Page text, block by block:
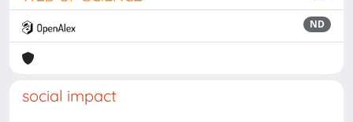
ND
social impact